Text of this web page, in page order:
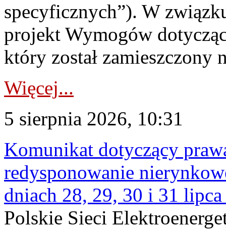
specyficznych”). W
projekt Wymogów
który został zamieszczony
Więcej...
5 sierpnia 2026, 10:31
Komunikat dotyczący
redysponowanie
dniach 28, 29, 30 i 31
Polskie Sieci